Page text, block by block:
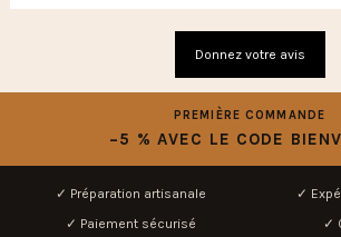
Donnez votre avis
PREMIÈRE COMMANDE
−5 % AVEC LE CODE
✓ Préparation artisanale
✓
✓ Paiement sécurisé
✓